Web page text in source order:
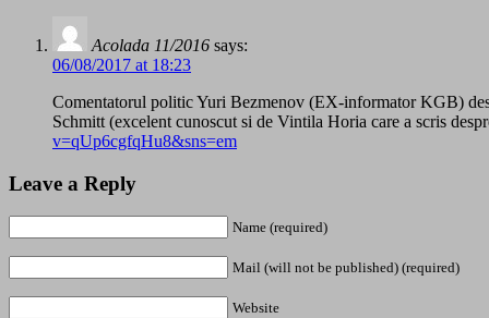
Acolada 11/2016 says:
06/08/2017 at 18:23
Comentatorul politic Yuri Bezmenov (EX-informator KGB)
Schmitt (excelent cunoscut si de Vintila Horia care a scris
v=qUp6cgfqHu8&sns=em
Leave a Reply
Name (required)
Mail (will not be published) (required)
Website